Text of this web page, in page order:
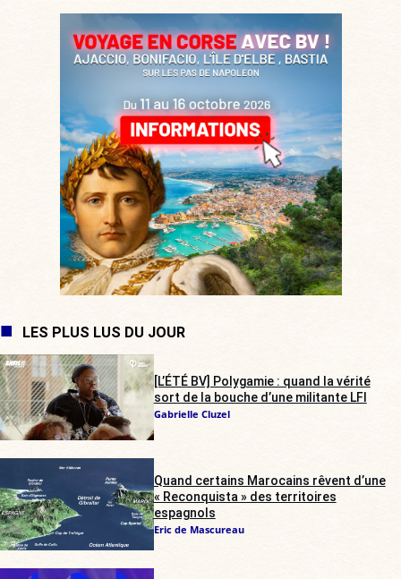
LES PLUS LUS DU JOUR
[L’ÉTÉ BV] Polygamie : quand la vérité
sort de la bouche d’une militante LFI
Gabrielle Cluzel
Quand certains Marocains rêvent d’une
« Reconquista » des territoires
espagnols
Eric de Mascureau